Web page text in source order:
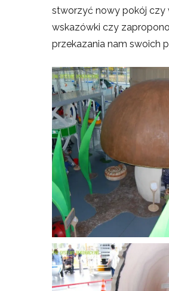
stworzyć nowy pokój czy
wskazówki czy
przekazania nam swoich